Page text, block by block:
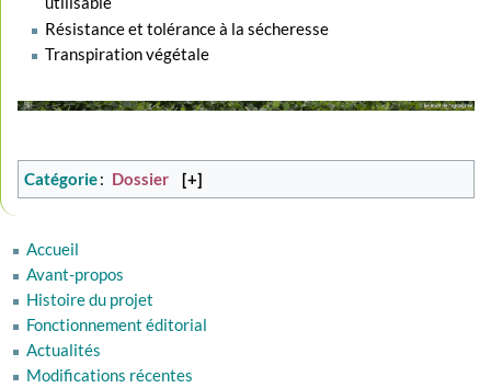
Résistance et tolérance à la sécheresse
Transpiration végétale
Catégorie: Dossier [+]
Accueil
Avant-propos
Histoire du projet
Fonctionnement éditorial
Actualités
Modifications récentes